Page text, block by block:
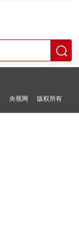
央视网 版权所有